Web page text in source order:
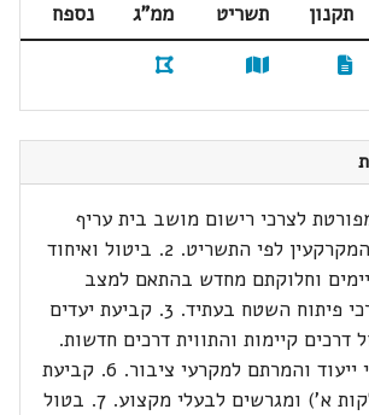
תקנון תשריט ממ"ג
נספח
לצרכי רישום מושב בית עריף
והסביבה בספר המקרקעין לפי התשריט. 2. ביטול ואיחוד
וחלוקתם מחדש בהתאם למצב
החזית הקיים וצרכי פיתוח השטח בעתיד. 3. קביעת יעדים
4. ביטול דרכים קיימות והתווית דרכים חדשות.
5. ביטול מקרקעי ייעוד והמרתם למקרעי ציבור. 6. קביעת
מספר נחלות (חלקות א') ומגרשים לבעלי מקצוע. 7. בטול